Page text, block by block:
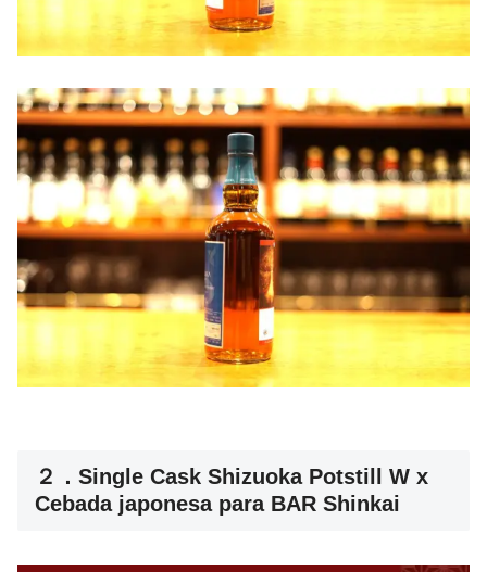
２．Single Cask Shizuoka Potstill W x
Cebada japonesa para BAR Shinkai